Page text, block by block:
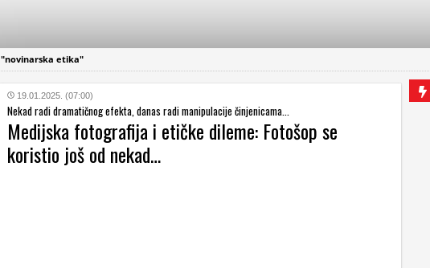
"novinarska etika"
19.01.2025. (07:00)
Nekad radi dramatičnog efekta, danas radi manipulacije činjenicama...
Medijska fotografija i etičke dileme: Fotošop se
koristio još od nekad…